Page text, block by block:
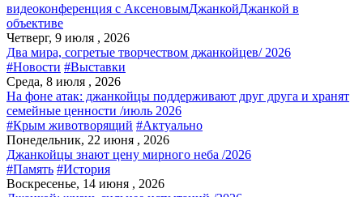
видеоконференция с АксеновымДжанкойДжанкой в
объективе
Четверг, 9 июля , 2026
Два мира, согретые творчеством джанкойцев/ 2026
#Новости #Выставки
Среда, 8 июля , 2026
На фоне атак: джанкойцы поддерживают друг друга и хранят
семейные ценности /июль 2026
#Крым животворящий #Актуально
Понедельник, 22 июня , 2026
Джанкойцы знают цену мирного неба /2026
#Память #История
Воскресенье, 14 июня , 2026